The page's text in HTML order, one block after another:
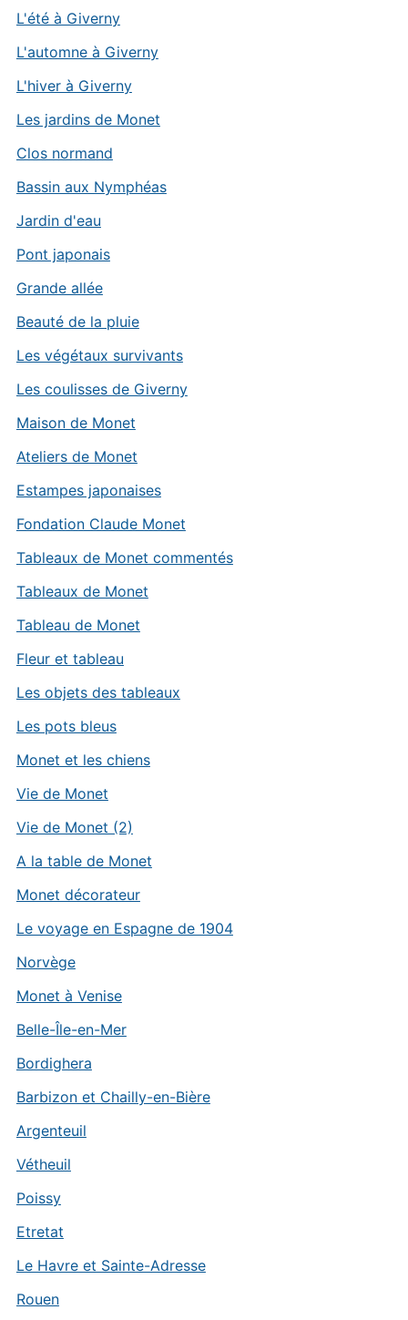
L'été à Giverny
L'automne à Giverny
L'hiver à Giverny
Les jardins de Monet
Clos normand
Bassin aux Nymphéas
Jardin d'eau
Pont japonais
Grande allée
Beauté de la pluie
Les végétaux survivants
Les coulisses de Giverny
Maison de Monet
Ateliers de Monet
Estampes japonaises
Fondation Claude Monet
Tableaux de Monet commentés
Tableaux de Monet
Tableau de Monet
Fleur et tableau
Les objets des tableaux
Les pots bleus
Monet et les chiens
Vie de Monet
Vie de Monet (2)
A la table de Monet
Monet décorateur
Le voyage en Espagne de 1904
Norvège
Monet à Venise
Belle-Île-en-Mer
Bordighera
Barbizon et Chailly-en-Bière
Argenteuil
Vétheuil
Poissy
Etretat
Le Havre et Sainte-Adresse
Rouen